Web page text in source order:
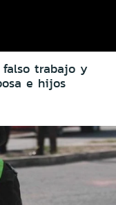
trabajo y
e hijos